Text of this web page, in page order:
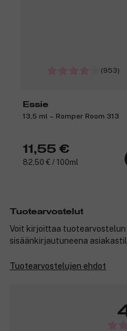
(953)
Essie
13,5 ml – Romper Room 313
11,55 €
82,50 € / 100ml
Tuotearvostelut
Voit kirjoittaa
sisäänkirjautuneena
Tuotearvostelujen ehdot